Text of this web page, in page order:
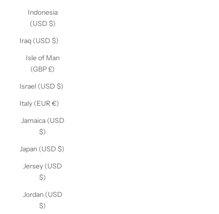
Indonesia
(USD $)
Iraq (USD $)
Isle of Man
(GBP £)
Israel (USD $)
Italy (EUR €)
Jamaica (USD
$)
Japan (USD $)
Jersey (USD
$)
Jordan (USD
$)